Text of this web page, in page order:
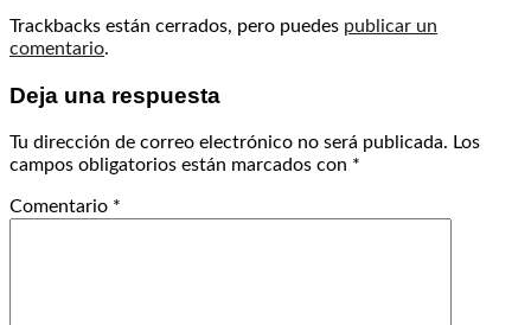
Trackbacks están cerrados, pero puedes publicar un
comentario.
Deja una respuesta
Tu dirección de correo electrónico no será publicada. Los
campos obligatorios están marcados con *
Comentario *